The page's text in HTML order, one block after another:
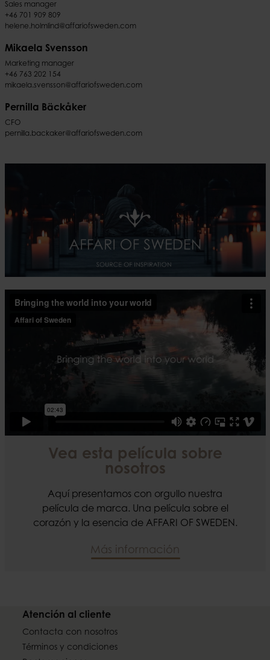
Sales manager
+46 701 909 809
helene.holmlind@affariofsweden.com
Mikaela Svensson
Marketing manager
+46 763 202 154
mikaela.svensson@affariofsweden.com
Pernilla Bäckåker
CFO
pernilla.backaker@affariofsweden.com
Vea esta película sobre
nosotros
Aquí presentamos con orgullo nuestra
película de marca. Una película sobre el
corazón y la esencia de AFFARI OF SWEDEN.
Más información
Atención al cliente
Contacta con nosotros
Términos y condiciones